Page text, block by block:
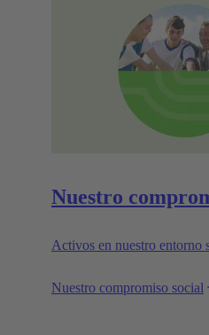
Nuestro
Activos en nuestro entorno
Nuestro compromiso social